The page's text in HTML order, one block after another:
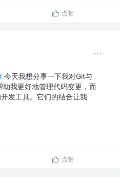
点赞
今天我想分享一下我对Git与
助我更好地管理代码变更，而
发工具。它们的结合让我
点赞